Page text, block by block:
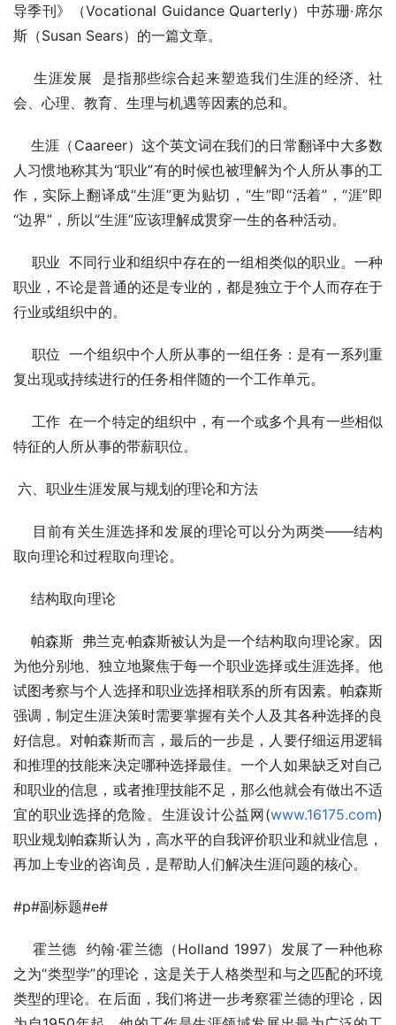
导季刊》（Vocational Guidance Quarterly）中苏珊·席尔
斯（Susan Sears）的一篇文章。
生涯发展  是指那些综合起来塑造我们生涯的经济、社
会、心理、教育、生理与机遇等因素的总和。
生涯（Caareer）这个英文词在我们的日常翻译中大多数
人习惯地称其为“职业”有的时候也被理解为个人所从事的工
作，实际上翻译成“生涯”更为贴切，“生”即“活着”，“涯”即
“边界”，所以“生涯”应该理解成贯穿一生的各种活动。
职业  不同行业和组织中存在的一组相类似的职业。一种
职业，不论是普通的还是专业的，都是独立于个人而存在于
行业或组织中的。
职位  一个组织中个人所从事的一组任务：是有一系列重
复出现或持续进行的任务相伴随的一个工作单元。
工作  在一个特定的组织中，有一个或多个具有一些相似
特征的人所从事的带薪职位。
六、职业生涯发展与规划的理论和方法
目前有关生涯选择和发展的理论可以分为两类——结构
取向理论和过程取向理论。
结构取向理论
帕森斯  弗兰克·帕森斯被认为是一个结构取向理论家。因
为他分别地、独立地聚焦于每一个职业选择或生涯选择。他
试图考察与个人选择和职业选择相联系的所有因素。帕森斯
强调，制定生涯决策时需要掌握有关个人及其各种选择的良
好信息。对帕森斯而言，最后的一步是，人要仔细运用逻辑
和推理的技能来决定哪种选择最佳。一个人如果缺乏对自己
和职业的信息，或者推理技能不足，那么他就会有做出不适
宜的职业选择的危险。生涯设计公益网(www.16175.com)
职业规划帕森斯认为，高水平的自我评价职业和就业信息，
再加上专业的咨询员，是帮助人们解决生涯问题的核心。
#p#副标题#e#
霍兰德  约翰·霍兰德（Holland 1997）发展了一种他称
之为“类型学”的理论，这是关于人格类型和与之匹配的环境
类型的理论。在后面，我们将进一步考察霍兰德的理论，因